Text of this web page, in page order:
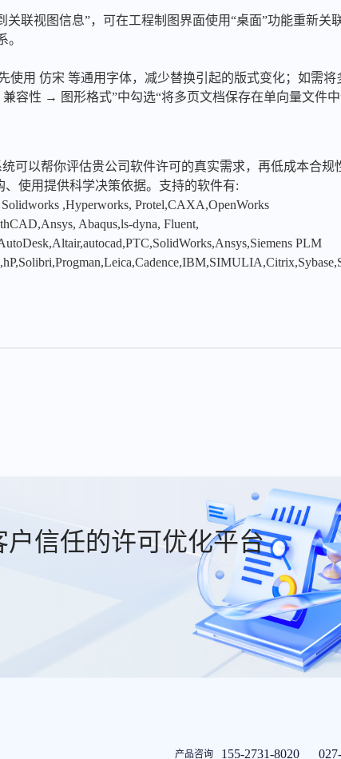
联视图信息”，可在工程制图界面使用“桌面”功能重新关
。
使用 仿宋 等通用字体，减少替换引起的版式变化；如需将
性 → 图形格式”中勾选“将多页文档保存在单向量文件中”
可以帮你评估贵公司软件许可的真实需求，再低成本合规
使用提供科学决策依据。支持的软件有:
,Hyperworks, Protel,CAXA,OpenWorks
Abaqus,ls-dyna, Fluent,
PLM
信任的许可优化平台
产品咨询 155-2731-8020 027-